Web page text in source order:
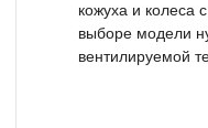
кожуха и колеса
выборе модели
вентилируемой